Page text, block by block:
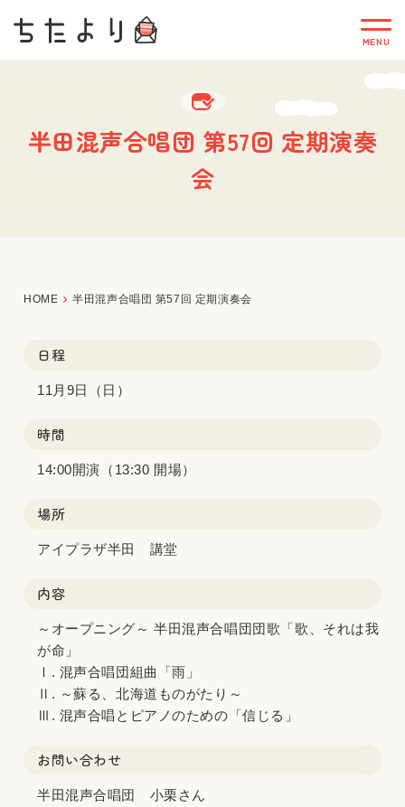
半田混声合唱団 第57回 定期演奏
会
HOME 半田混声合唱団 第57回 定期演奏会
日程
11月9日（日）
時間
14:00開演（13:30 開場）
場所
アイプラザ半田 講堂
内容
～オープニング～ 半田混声合唱団団歌「歌、それは我
が命」
Ⅰ. 混声合唱団組曲「雨」
Ⅱ. ～蘇る、北海道ものがたり～
Ⅲ. 混声合唱とピアノのための「信じる」
お問い合わせ
半田混声合唱団 小栗さん